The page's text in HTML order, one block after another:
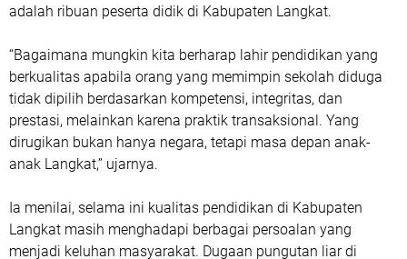
adalah ribuan peserta didik di Kabupaten Langkat.
“Bagaimana mungkin kita berharap lahir pendidikan yang
berkualitas apabila orang yang memimpin sekolah diduga
tidak dipilih berdasarkan kompetensi, integritas, dan
prestasi, melainkan karena praktik transaksional. Yang
dirugikan bukan hanya negara, tetapi masa depan anak-
anak Langkat,” ujarnya.
Ia menilai, selama ini kualitas pendidikan di Kabupaten
Langkat masih menghadapi berbagai persoalan yang
menjadi keluhan masyarakat. Dugaan pungutan liar di